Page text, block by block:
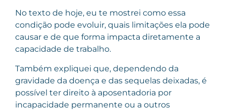
No texto de hoje, eu te mostrei como essa
condição pode evoluir, quais limitações ela pode
causar e de que forma impacta diretamente a
capacidade de trabalho.
Também expliquei que, dependendo da
gravidade da doença e das sequelas deixadas, é
possível ter direito à aposentadoria por
incapacidade permanente ou a outros